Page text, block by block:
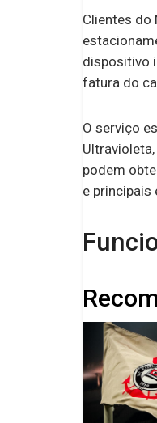
Clientes do
dispositivo
fatura do
O serviço
podem
e principais